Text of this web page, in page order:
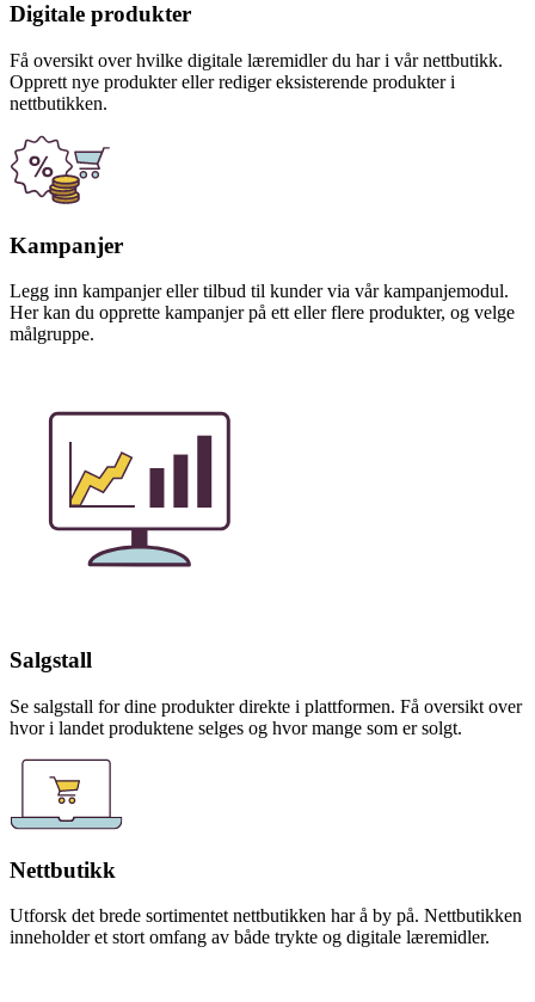
Digitale produkter
Få oversikt over hvilke digitale læremidler du har i vår nettbutikk.
Opprett nye produkter eller rediger eksisterende produkter i
nettbutikken.
Kampanjer
Legg inn kampanjer eller tilbud til kunder via vår kampanjemodul.
Her kan du opprette kampanjer på ett eller flere produkter, og velge
målgruppe.
Salgstall
Se salgstall for dine produkter direkte i plattformen. Få oversikt over
hvor i landet produktene selges og hvor mange som er solgt.
Nettbutikk
Utforsk det brede sortimentet nettbutikken har å by på. Nettbutikken
inneholder et stort omfang av både trykte og digitale læremidler.